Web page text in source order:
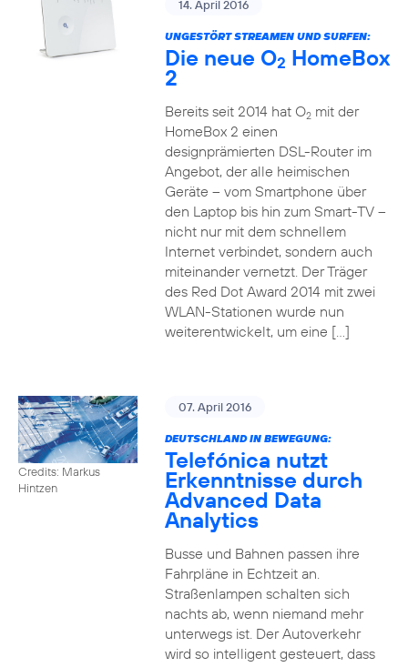
14. April 2016
UNGESTÖRT STREAMEN UND SURFEN:
Die neue O2 HomeBox
2
Bereits seit 2014 hat O2mit der
HomeBox 2 einen
designprämierten DSL-Router im
Angebot, der alle heimischen
Geräte – vom Smartphone über
den Laptop bis hin zum Smart-TV –
nicht nur mit dem schnellem
Internet verbindet, sondern auch
miteinander vernetzt. Der Träger
des Red Dot Award 2014 mit zwei
WLAN-Stationen wurde nun
weiterentwickelt, um eine […]
Credits: Markus
Hintzen
07. April 2016
DEUTSCHLAND IN BEWEGUNG:
Telefónica nutzt
Erkenntnisse durch
Advanced Data
Analytics
Busse und Bahnen passen ihre
Fahrpläne in Echtzeit an.
Straßenlampen schalten sich
nachts ab, wenn niemand mehr
unterwegs ist. Der Autoverkehr
wird so intelligent gesteuert, dass